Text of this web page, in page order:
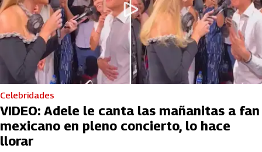
Celebridades
VIDEO: Adele le canta las mañanitas a fan
mexicano en pleno concierto, lo hace
llorar